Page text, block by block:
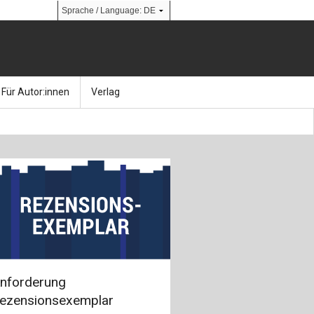
Für Autor:innen
Kalender
Verlag
Ansprechpartner:innen
bauingenieur24 – Berufsportal